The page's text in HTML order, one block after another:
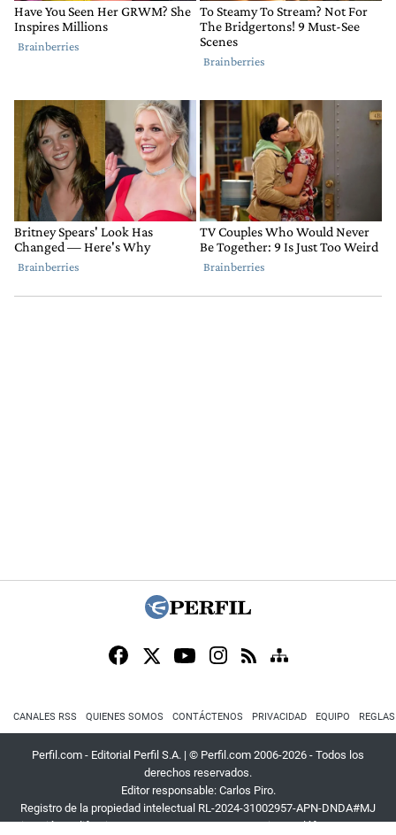
CANALES RSS QUIENES SOMOS CONTÁCTENOS PRIVACIDAD EQUIPO
Perfil.com - Editorial Perfil S.A. | © Perfil.com 2006-2026 - Todos los
derechos reservados.
Editor responsable: Carlos Piro.
Registro de la propiedad intelectual RL-2024-31002957-APN-DNDA#MJ
Dirección:California 2715,C1289ABI,CABA, Argentina| Teléfono:+54 9 11